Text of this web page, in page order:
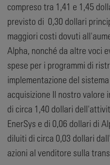
compreso tra 1,41 e 1,45
previsto di 0,30 dollari
maggiori costi dovuti
Alpha, nonché da altre voci
spese per i programmi di
implementazione del
acquisizione Il nostro valore
di circa 1,40 dollari
EnerSys e di 0,06 dollari di
diluiti di circa 0,03 dollari
azioni al venditore sulla